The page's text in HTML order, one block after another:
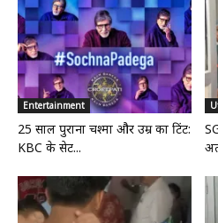
Entertainment
25 साल पुराना चश्मा और उम्र का टिंट:
KBC के सेट...